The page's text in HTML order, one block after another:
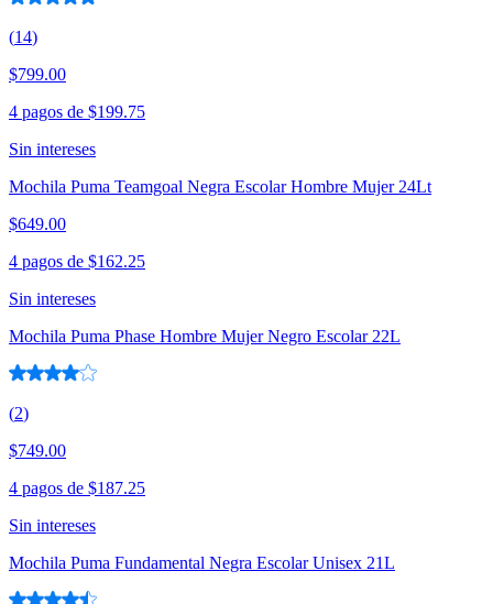
(14)
$799.00
4 pagos de $199.75
Sin intereses
Mochila Puma Teamgoal Negra Escolar Hombre Mujer 24Lt
$649.00
4 pagos de $162.25
Sin intereses
Mochila Puma Phase Hombre Mujer Negro Escolar 22L
(2)
$749.00
4 pagos de $187.25
Sin intereses
Mochila Puma Fundamental Negra Escolar Unisex 21L